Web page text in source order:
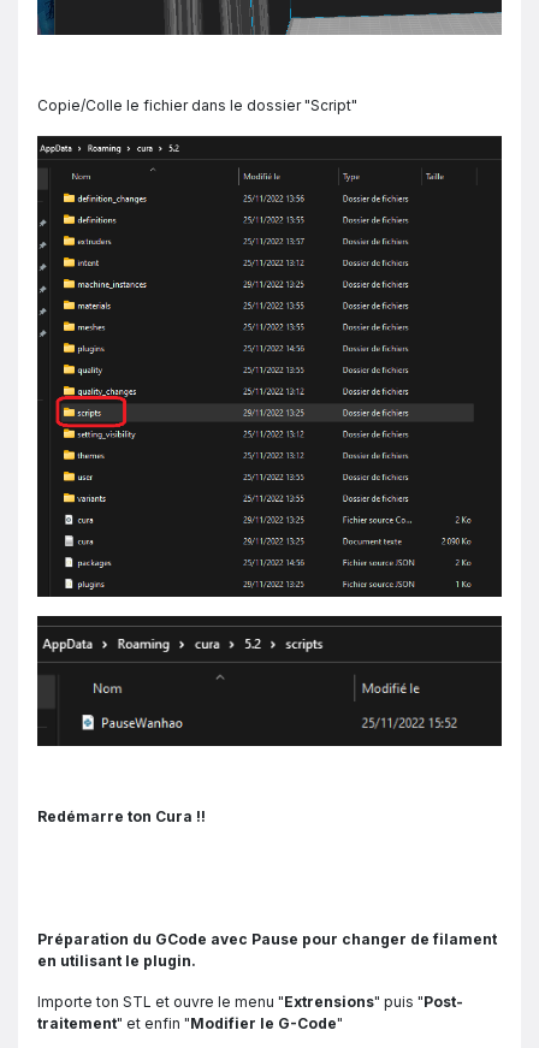
Copie/Colle le fichier dans le dossier "Script"
Redémarre ton Cura !!
Préparation du GCode avec Pause pour changer de filament
en utilisant le plugin.
Importe ton STL et ouvre le menu "Extrensions" puis "Post-
traitement" et enfin "Modifier le G-Code"